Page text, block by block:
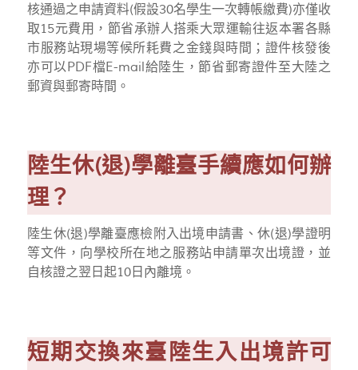
核通過之申請資料(假設30名學生一次轉帳繳費)亦僅收
取15元費用，節省承辦人搭乘大眾運輸往返本署各縣
市服務站現場等候所耗費之金錢與時間；證件核發後
亦可以PDF檔E-mail給陸生，節省郵寄證件至大陸之
郵資與郵寄時間。
陸生休(退)學離臺手續應如何辦
理？
陸生休(退)學離臺應檢附入出境申請書、休(退)學證明
等文件，向學校所在地之服務站申請單次出境證，並
自核證之翌日起10 日內離境。
短期交換來臺陸生入出境許可